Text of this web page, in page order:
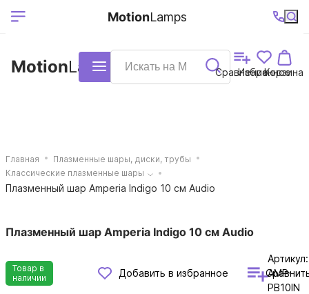
Ваш регион
Выберите ваш
+7 (495)740-
38-68
График
работы
MotionLamps Каталог Сравнение
Избранное
Корзина
MotionLamps
Главная
Плазменные шары, диски, трубы
Классические плазменные шары
Плазменный шар Amperia Indigo 10 см Audio
Плазменный шар Amperia Indigo 10 см Audio
Товар в
наличии
Добавить в избранное
Артикул:
AMP-
PB10IN